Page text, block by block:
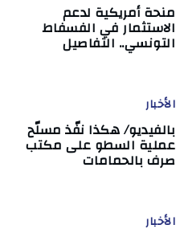
منحة أمريكية لدعم
الاستثمار في الفسفاط
التونسي.. التفاصيل
الأخبار
بالفيديو/ هكذا نفّذ مسلّح
عملية السطو على مكتب
صرف بالحمامات
الأخبار